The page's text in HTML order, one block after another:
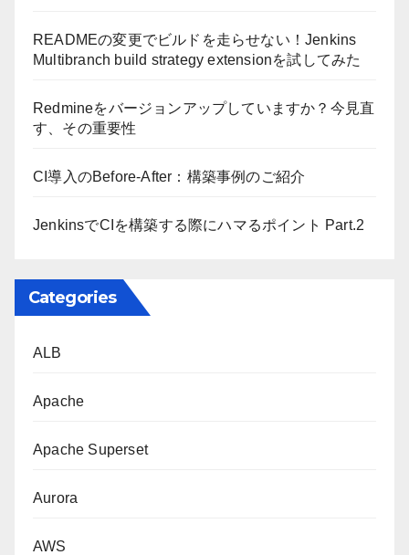
READMEの変更でビルドを走らせない！Jenkins
Multibranch build strategy extensionを試してみた
Redmineをバージョンアップしていますか？今見直
す、その重要性
CI導入のBefore-After：構築事例のご紹介
JenkinsでCIを構築する際にハマるポイント Part.2
Categories
ALB
Apache
Apache Superset
Aurora
AWS